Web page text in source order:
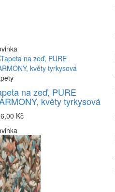
na zeď, PURE
květy tyrkysová
Kč